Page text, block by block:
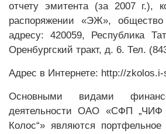
отчету эмитента (за 2007 г.),
распоряжении «ЭЖ», общество
адресу: 420059, Республика
Оренбургский тракт, д. 6. Тел.
Адрес в Интернете: http://zkolos.i-
Основными видами
деятельности ОАО «СФП „ЧИФ
Колос“» являются портфельное